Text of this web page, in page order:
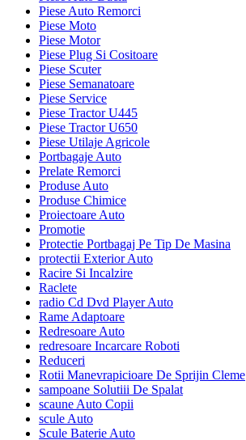
Piese Auto Remorci
Piese Moto
Piese Motor
Piese Plug Si Cositoare
Piese Scuter
Piese Semanatoare
Piese Service
Piese Tractor U445
Piese Tractor U650
Piese Utilaje Agricole
Portbagaje Auto
Prelate Remorci
Produse Auto
Produse Chimice
Proiectoare Auto
Promotie
Protectie Portbagaj Pe Tip De Masina
protectii Exterior Auto
Racire Si Incalzire
Raclete
radio Cd Dvd Player Auto
Rame Adaptoare
Redresoare Auto
redresoare Incarcare Roboti
Reduceri
Rotii Manevrapicioare De Sprijin Cleme
sampoane Solutiii De Spalat
scaune Auto Copii
scule Auto
Scule Baterie Auto